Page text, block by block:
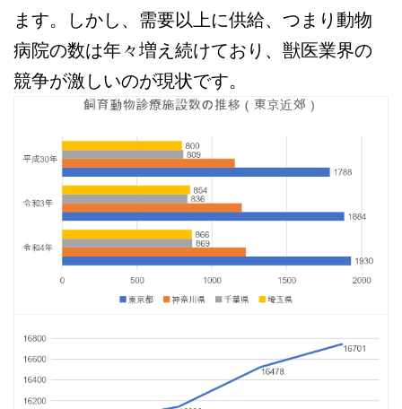
ます。しかし、需要以上に供給、つまり動物
病院の数は年々増え続けており、獣医業界の
競争が激しいのが現状です。